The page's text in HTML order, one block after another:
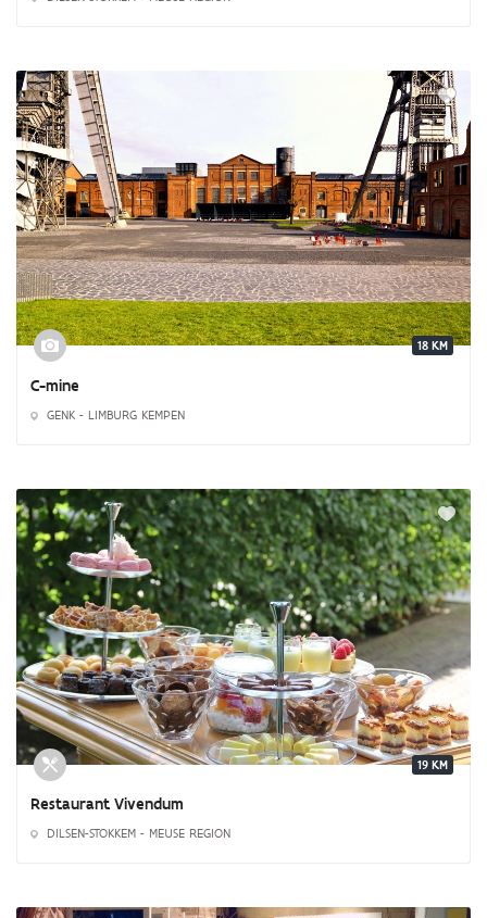
18 KM
C-mine
GENK - LIMBURG KEMPEN
19 KM
Restaurant Vivendum
DILSEN-STOKKEM - MEUSE REGION